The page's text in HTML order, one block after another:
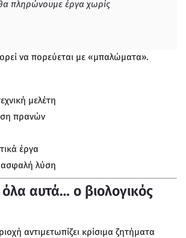
πληρώνουμε έργα χωρίς
να πορεύεται με «μπαλώματα».
μελέτη
πρανών
έργα
ασφαλή λύση
αυτά… ο βιολογικός
αντιμετωπίζει κρίσιμα ζητήματα